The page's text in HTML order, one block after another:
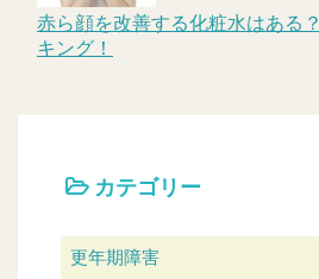
赤ら顔を改善する化粧水はある
キング！
カテゴリー
更年期障害